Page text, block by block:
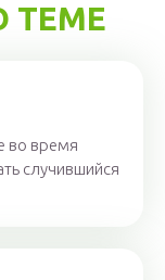
ТЕМЕ
во время
случившийся